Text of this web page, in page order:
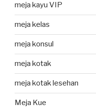
meja kayu VIP
meja kelas
meja konsul
meja kotak
meja kotak lesehan
Meja Kue